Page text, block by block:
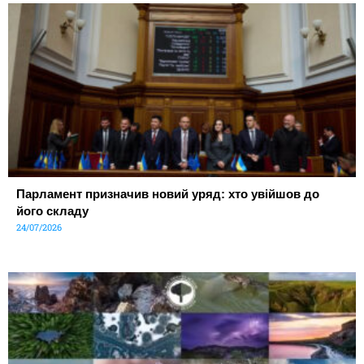
Парламент призначив новий уряд: хто увійшов до
його складу
24/07/2026